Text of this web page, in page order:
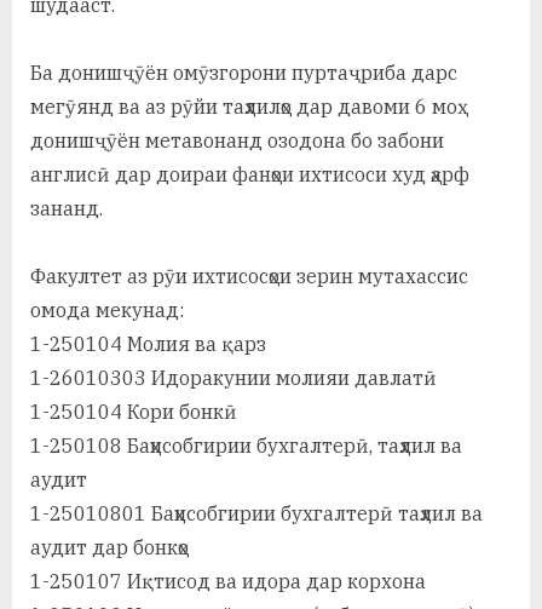
Ба донишҷӯён омӯзгорони пуртаҷриба дарс
мегӯянд ва аз рӯйи таҳлилҳо дар давоми 6 моҳ
донишҷӯён метавонанд озодона бо забони
англисӣ дар доираи фанҳои ихтисоси худ ҳарф
зананд.
Факултет аз рӯи ихтисосҳои зерин мутахассис
омода мекунад:
1-250104 Молия ва қарз
1-26010303 Идоракунии молияи давлатӣ
1-250104 Кори бонкӣ
1-250108 Баҳисобгирии бухгалтерӣ, таҳлил ва
аудит
1-25010801 Баҳисобгирии бухгалтерӣ таҳлил ва
аудит дар бонкҳо
1-250107 Иқтисод ва идора дар корхона